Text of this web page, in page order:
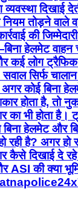
व्यवस्था दिखाई
तोड़ने वाले
की
हेलमेट वाहन
कई लोग ट्रैफिक
सिर्फ
कोई बिना
होता है, तो
का भी होता
हेलमेट और
हो रही है? अगर
कैसे दिखाई दे
ASI की क्या